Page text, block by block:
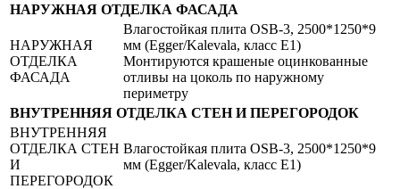
НАРУЖНАЯ ОТДЕЛКА ФАСАДА
НАРУЖНАЯ
ОТДЕЛКА
ФАСАДА
Влагостойкая плита OSB-3, 2500*1250*9
мм (Egger/Kalevala, класс Е1)
Монтируются крашеные оцинкованные
отливы на цоколь по наружному
периметру
ВНУТРЕННЯЯ ОТДЕЛКА СТЕН И ПЕРЕГОРОДОК
ВНУТРЕННЯЯ
ОТДЕЛКА СТЕН
И
ПЕРЕГОРОДОК
Влагостойкая плита OSB-3, 2500*1250*9
мм (Egger/Kalevala, класс Е1)